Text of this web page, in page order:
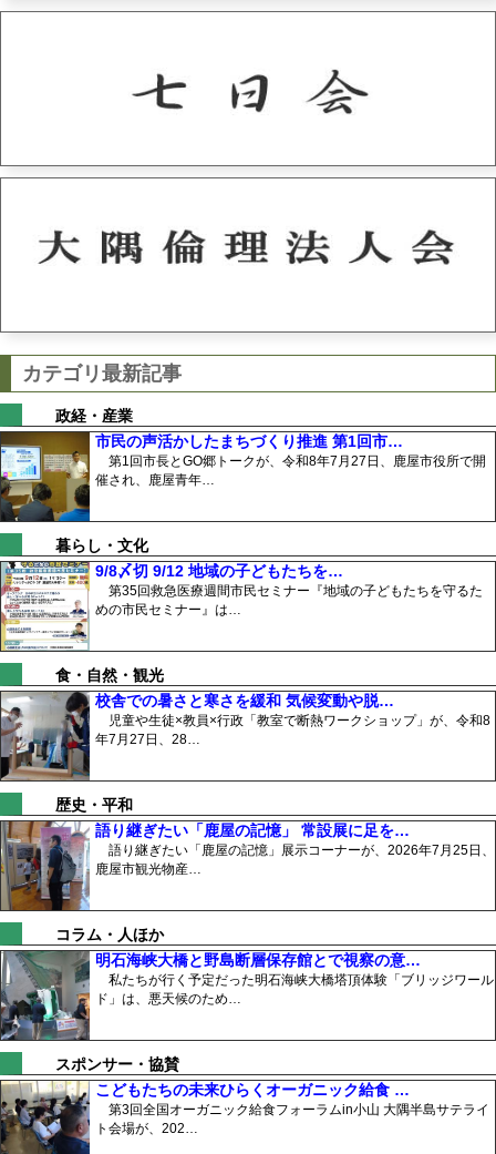
カテゴリ最新記事
政経・産業
市民の声活かしたまちづくり推進 第1回市…
第1回市長とGO郷トークが、令和8年7月27日、鹿屋市役所で開
催され、鹿屋青年…
暮らし・文化
9/8〆切 9/12 地域の子どもたちを…
第35回救急医療週間市民セミナー『地域の子どもたちを守るた
めの市民セミナー』は…
食・自然・観光
校舎での暑さと寒さを緩和 気候変動や脱…
児童や生徒×教員×行政「教室で断熱ワークショップ」が、令和8
年7月27日、28…
歴史・平和
語り継ぎたい「鹿屋の記憶」 常設展に足を…
語り継ぎたい「鹿屋の記憶」展示コーナーが、2026年7月25日、
鹿屋市観光物産…
コラム・人ほか
明石海峡大橋と野島断層保存館とで視察の意…
私たちが行く予定だった明石海峡大橋塔頂体験「ブリッジワール
ド」は、悪天候のため…
スポンサー・協賛
こどもたちの未来ひらくオーガニック給食 …
第3回全国オーガニック給食フォーラムin小山 大隅半島サテライ
ト会場が、202…